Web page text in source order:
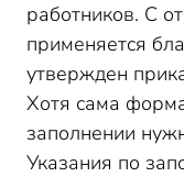
работников. С
применяется
утвержден
Хотя сама
заполнении
Указания по